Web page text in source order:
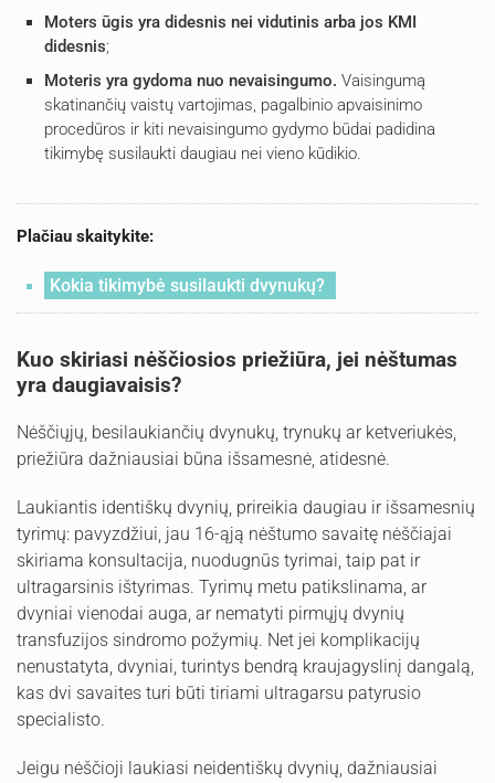
Moters ūgis yra didesnis nei vidutinis arba jos KMI
didesnis;
Moteris yra gydoma nuo nevaisingumo. Vaisingumą
skatinančių vaistų vartojimas, pagalbinio apvaisinimo
procedūros ir kiti nevaisingumo gydymo būdai padidina
tikimybę susilaukti daugiau nei vieno kūdikio.
Plačiau skaitykite:
Kokia tikimybė susilaukti dvynukų?
Kuo skiriasi nėščiosios priežiūra, jei nėštumas
yra daugiavaisis?
Nėščiųjų, besilaukiančių dvynukų, trynukų ar ketveriukės,
priežiūra dažniausiai būna išsamesnė, atidesnė.
Laukiantis identiškų dvynių, prireikia daugiau ir išsamesnių
tyrimų: pavyzdžiui, jau 16-ąją nėštumo savaitę nėščiajai
skiriama konsultacija, nuodugnūs tyrimai, taip pat ir
ultragarsinis ištyrimas. Tyrimų metu patikslinama, ar
dvyniai vienodai auga, ar nematyti pirmųjų dvynių
transfuzijos sindromo požymių. Net jei komplikacijų
nenustatyta, dvyniai, turintys bendrą kraujagyslinį dangalą,
kas dvi savaites turi būti tiriami ultragarsu patyrusio
specialisto.
Jeigu nėščioji laukiasi neidentiškų dvynių, dažniausiai